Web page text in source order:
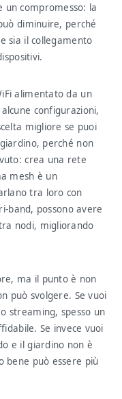
un compromesso: la
diminuire, perché
sia il collegamento
alimentato da un
configurazioni,
migliore se puoi
perché non
crea una rete
mesh è un
tra loro con
band, possono avere
nodi, migliorando
ma il punto è non
può svolgere. Se vuoi
streaming, spesso un
Se invece vuoi
e il giardino non è
bene può essere più